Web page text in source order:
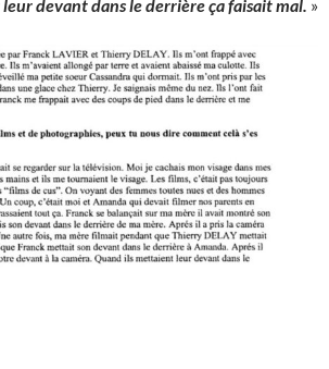
devant dans le derrière ça faisait mal. »